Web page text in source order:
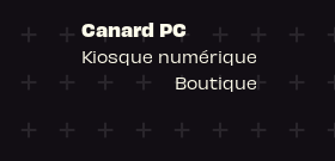
Canard PC
Kiosque numérique
Boutique